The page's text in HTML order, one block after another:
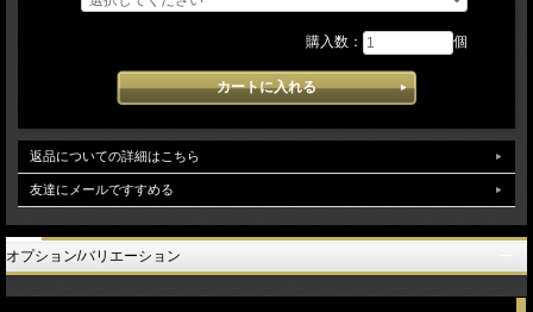
購入数： 個
返品についての詳細はこちら
友達にメールですすめる
オプション/バリエーション